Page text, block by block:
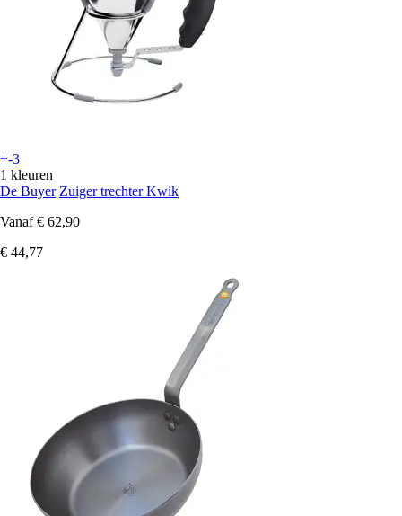
+-3
1 kleuren
De Buyer Zuiger trechter Kwik
Vanaf € 62,90
€ 44,77